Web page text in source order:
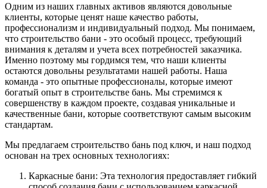
Одним из наших главных активов являются довольные
клиенты, которые ценят наше качество работы,
профессионализм и индивидуальный подход. Мы понимаем,
что строительство бани - это особый процесс, требующий
внимания к деталям и учета всех потребностей заказчика.
Именно поэтому мы гордимся тем, что наши клиенты
остаются довольны результатами нашей работы. Наша
команда - это опытные профессионалы, которые имеют
богатый опыт в строительстве бань. Мы стремимся к
совершенству в каждом проекте, создавая уникальные и
качественные бани, которые соответствуют самым высоким
стандартам.
Мы предлагаем строительство бань под ключ, и наш подход
основан на трех основных технологиях:
Каркасные бани: Эта технология предоставляет гибкий